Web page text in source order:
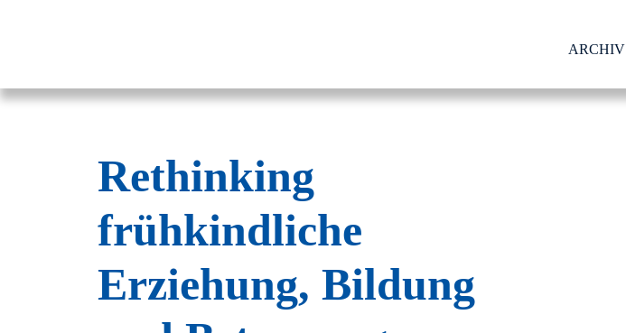
ARCHIV
Rethinking
frühkindliche
Erziehung, Bildung